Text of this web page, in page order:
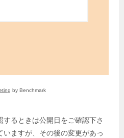
by Benchmark
るときは公開日をご確認下さ
ますが、その後の変更があっ